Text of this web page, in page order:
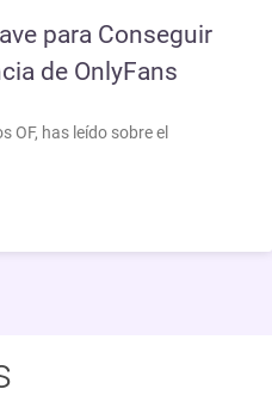
para Conseguir
de OnlyFans
OF, has leído sobre el